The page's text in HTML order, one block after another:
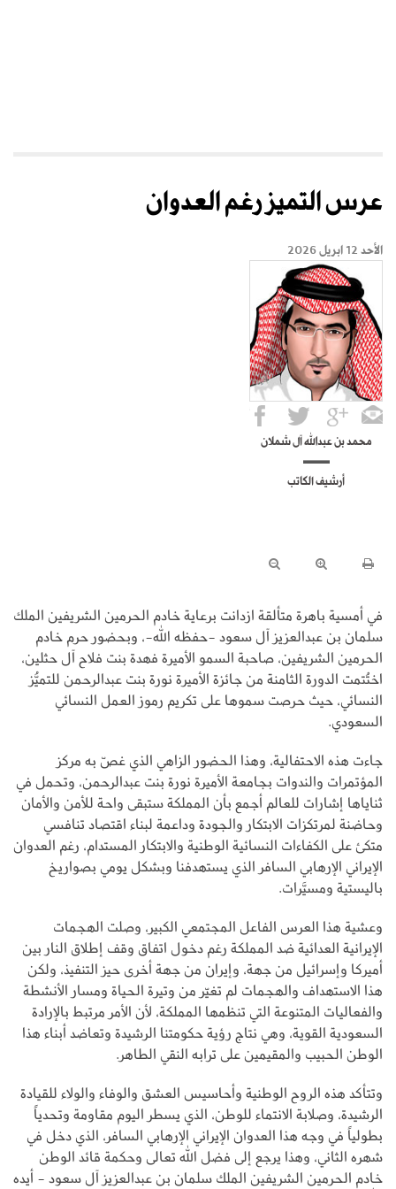
عرس التميز رغم العدوان
الأحد 12 ابريل 2026
محمد بن عبدالله آل شملان
أرشيف الكاتب
في أمسية باهرة متألقة ازدانت برعاية خادم الحرمين الشريفين الملك
سلمان بن عبدالعزيز آل سعود -حفظه الله-، وبحضور حرم خادم
الحرمين الشريفين، صاحبة السمو الأميرة فهدة بنت فلاح آل حثلين،
اختُتمت الدورة الثامنة من جائزة الأميرة نورة بنت عبدالرحمن للتميُّز
النسائي، حيث حرصت سموها على تكريم رموز العمل النسائي
السعودي.
جاءت هذه الاحتفالية، وهذا الحضور الزاهي الذي غصّ به مركز
المؤتمرات والندوات بجامعة الأميرة نورة بنت عبدالرحمن، وتحمل في
ثناياها إشارات للعالم أجمع بأن المملكة ستبقى واحة للأمن والأمان
وحاضنة لمرتكزات الابتكار والجودة وداعمة لبناء اقتصاد تنافسي
متكئ على الكفاءات النسائية الوطنية والابتكار المستدام، رغم العدوان
الإيراني الإرهابي السافر الذي يستهدفنا وبشكل يومي بصواريخ
باليستية ومسيَّرات.
وعشية هذا العرس الفاعل المجتمعي الكبير، وصلت الهجمات
الإيرانية العدائية ضد المملكة رغم دخول اتفاق وقف إطلاق النار بين
أميركا وإسرائيل من جهة، وإيران من جهة أخرى حيز التنفيذ، ولكن
هذا الاستهداف والهجمات لم تغيّر من وتيرة الحياة ومسار الأنشطة
والفعاليات المتنوعة التي تنظمها المملكة، لأن الأمر مرتبط بالإرادة
السعودية القوية، وهي نتاج رؤية حكومتنا الرشيدة وتعاضد أبناء هذا
الوطن الحبيب والمقيمين على ترابه النقي الطاهر.
وتتأكد هذه الروح الوطنية وأحاسيس العشق والوفاء والولاء للقيادة
الرشيدة، وصلابة الانتماء للوطن، الذي يسطر اليوم مقاومة وتحدياً
بطولياً في وجه هذا العدوان الإيراني الإرهابي السافر، الذي دخل في
شهره الثاني، وهذا يرجع إلى فضل الله تعالى وحكمة قائد الوطن
خادم الحرمين الشريفين الملك سلمان بن عبدالعزيز آل سعود - أيده